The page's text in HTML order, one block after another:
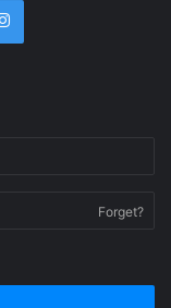
Forget?